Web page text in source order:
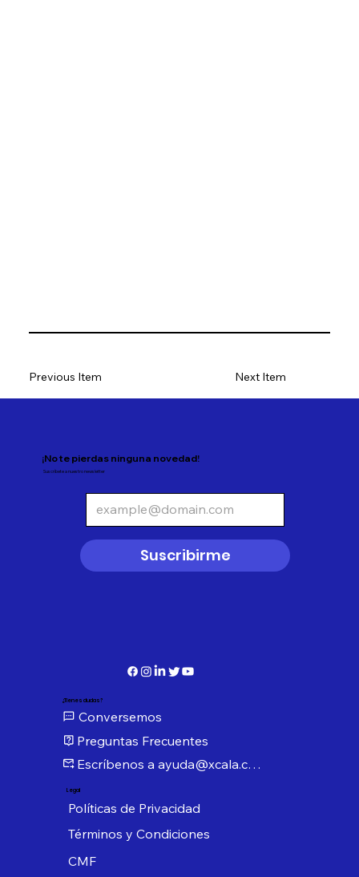
Next Item
Previous Item
¿Tienes dudas?
Conversemos
Preguntas Frecuentes
Escríbenos a ayuda@xcala.com
Legal
Políticas de Privacidad
Términos y Condiciones
CMF
¡No te pierdas ninguna novedad!
Suscríbete a nuestro newsletter
Suscribirme